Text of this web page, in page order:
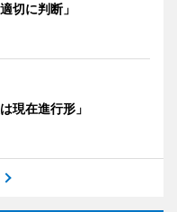
切に判断」
現在進行形」